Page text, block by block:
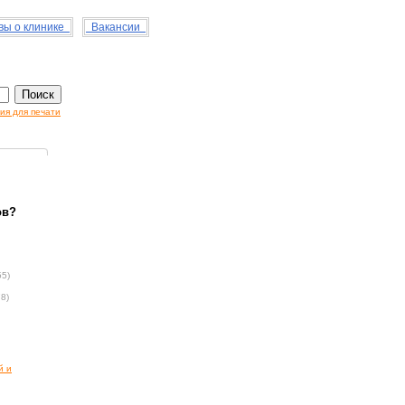
о клинике Вакансии
для печати
и